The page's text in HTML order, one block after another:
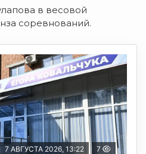
в весовой
соревнований.
7 АВГУСТА 2026, 13:22 7